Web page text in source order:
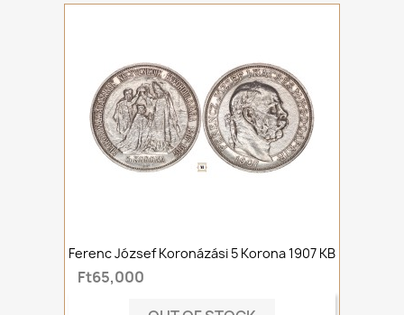
Ferenc József Koronázási 5 Korona 1907 KB
Ft65,000